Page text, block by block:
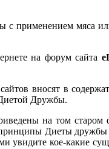
с применением мяса
на форум сайта
вносят в
Дружбы.
на том старом
Диеты
увидите кое-какие